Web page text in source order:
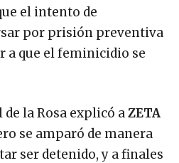
el intento de
por prisión preventiva
a que el feminicidio se
la Rosa explicó aZETA
se amparó de manera
ser detenido, y a finales